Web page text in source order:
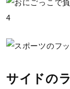
ベトナム製
サイドの